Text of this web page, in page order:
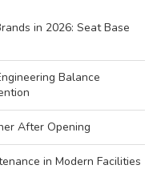
in 2026: Seat Base
Balance
After Opening
in Modern Facilities